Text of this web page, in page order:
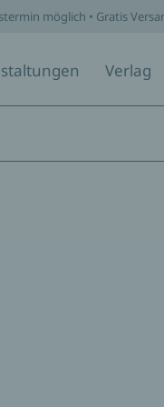
möglich • Gratis
Verlag